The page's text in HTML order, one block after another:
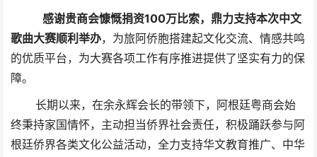
感谢贵商会慷慨捐资100万比索，鼎力支持本次中文
歌曲大赛顺利举办，为旅阿侨胞搭建起文化交流、情感共鸣
的优质平台，为大赛各项工作有序推进提供了坚实有力的保
障。
长期以来，在余永辉会长的带领下，阿根廷粤商会始
终秉持家国情怀，主动担当侨界社会责任，积极踊跃参与阿
根廷侨界各类文化公益活动，全力支持华文教育推广、中华